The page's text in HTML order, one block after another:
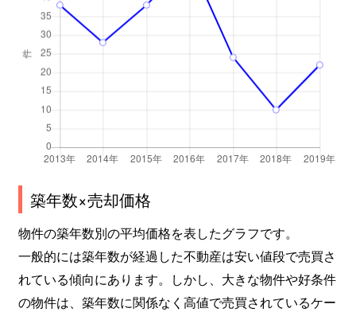
築年数×売却価格
物件の築年数別の平均価格を表したグラフです。
一般的には築年数が経過した不動産は安い値段で売買さ
れている傾向にあります。しかし、大きな物件や好条件
の物件は、築年数に関係なく高値で売買されているケー